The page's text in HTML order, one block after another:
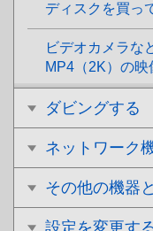
ディスクを買っ
ビデオカメラな
MP4（2K）の
ダビングする
ネットワーク
その他の機器
設定を変更す